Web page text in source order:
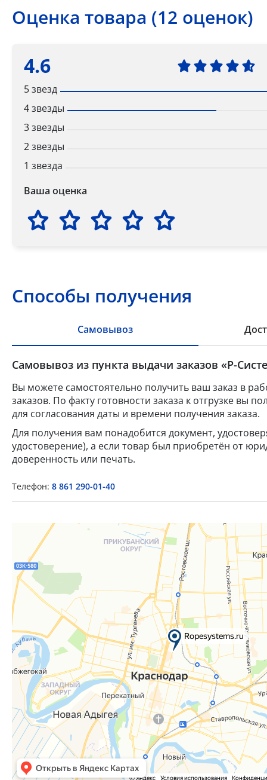
Оценка товара (12 оценок)
4.6
5 звезд
4 звезды
3 звезды
2 звезды
1 звезда
Ваша оценка
Способы получения
Самовывоз
Самовывоз из пункта выдачи заказов «Р-
Вы можете самостоятельно получить ваш заказ в
заказов. По факту готовности заказа к отгрузке вы
для согласования даты и времени получения заказа.
Для получения вам понадобится документ,
удостоверение), а если товар был приобретён от
доверенность или печать.
Телефон: 8 861 290-01-40